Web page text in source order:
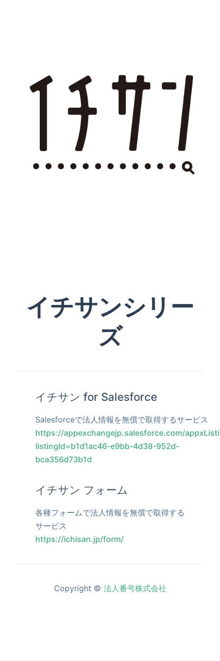
イチサンシリー
ズ
イチサン for Salesforce
Salesforceで法人情報を無償で取得するサービス
https://appexchangejp.salesforce.com/
listingId=b1d1ac46-e9bb-4d38-952d-
bca356d73b1d
イチサン フォーム
各種フォームで法人情報を無償で取得する
サービス
https://ichisan.jp/form/
Copyright © 法人番号株式会社